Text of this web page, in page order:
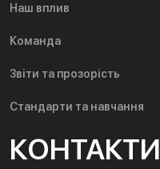
Наш вплив
Команда
Звіти та прозорість
Стандарти та навчання
КОНТАКТИ